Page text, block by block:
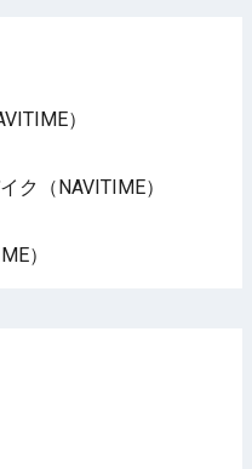
）
ク（NAVITIME）
）